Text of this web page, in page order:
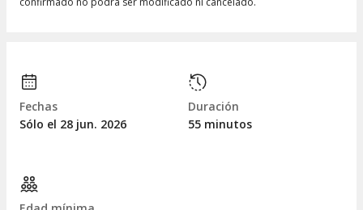
Fechas
Sólo el 28 jun. 2026
Duración
55 minutos